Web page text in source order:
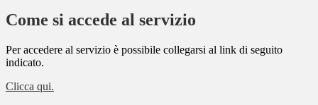
Come si accede al servizio
Per accedere al servizio è possibile collegarsi al link di seguito
indicato.
Clicca qui.